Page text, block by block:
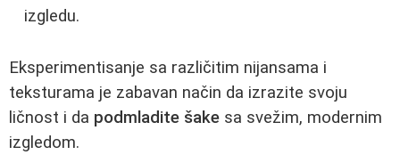
izgledu.
Eksperimentisanje sa različitim nijansama i
teksturama je zabavan način da izrazite svoju
ličnost i da podmladite šake sa svežim, modernim
izgledom.